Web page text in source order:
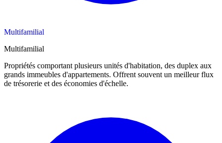
Multifamilial
Multifamilial
Propriétés comportant plusieurs unités d'habitation, des duplex aux
grands immeubles d'appartements. Offrent souvent un meilleur flux
de trésorerie et des économies d'échelle.